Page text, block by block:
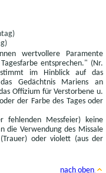
wertvollere Paramente
entsprechen." (Nr.
im Hinblick auf das
Gedächtnis Mariens an
Offizium für Verstorbene u.
der Farbe des Tages oder
fehlenden Messfeier) keine
die Verwendung des Missale
oder violett (aus der
nach oben